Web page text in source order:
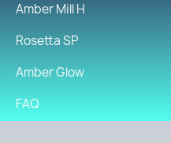
Amber Mill H
Rosetta SP
Amber Glow
FAQ